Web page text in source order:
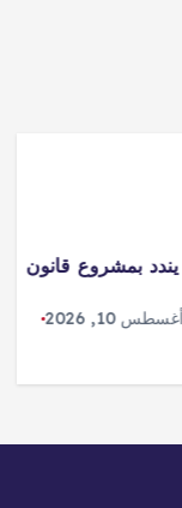
بمشروع قانون
2026